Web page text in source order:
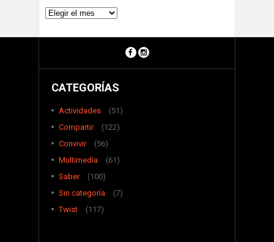
Archivos
CATEGORÍAS
Actividades
(51)
Compartir
(122)
Convivir
(56)
Multimedia
(61)
Saber
(100)
Sin categoría
(7)
Twist
(117)